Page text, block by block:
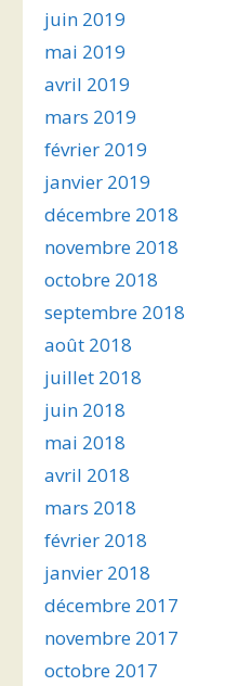
juin 2019
mai 2019
avril 2019
mars 2019
février 2019
janvier 2019
décembre 2018
novembre 2018
octobre 2018
septembre 2018
août 2018
juillet 2018
juin 2018
mai 2018
avril 2018
mars 2018
février 2018
janvier 2018
décembre 2017
novembre 2017
octobre 2017